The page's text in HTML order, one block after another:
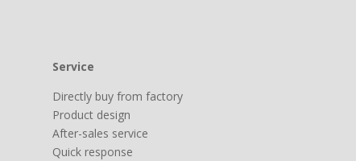
Service
Directly buy from factory
Product design
After-sales service
Quick response